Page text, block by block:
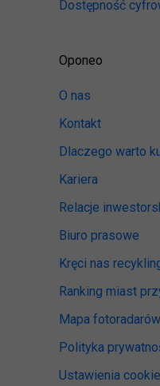
Dostępność
Oponeo
O nas
Kontakt
Dlaczego warto
Kariera
Relacje
Biuro prasowe
Kręci nas
Ranking miast
Mapa fotoradarów
Polityka
Ustawienia